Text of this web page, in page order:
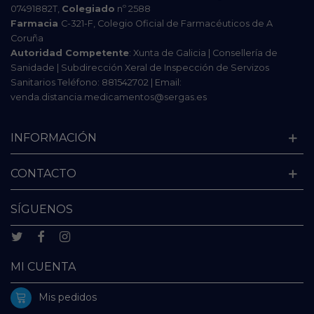
07491882T, Colegiado nº 2588
Farmacia C-321-F, Colegio Oficial de Farmacéuticos de A
Coruña
Autoridad Competente: Xunta de Galicia | Consellería de
Sanidade | Subdirección Xeral de Inspección de Servizos
Sanitarios Teléfono: 881542702 | Email:
venda.distancia.medicamentos@sergas.es
INFORMACIÓN
CONTACTO
SÍGUENOS
MI CUENTA
Mis pedidos